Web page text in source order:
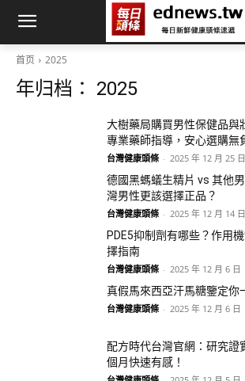
首页 2025
年归档： 2025
大樹藥局購買男性保健品與
專業藥師指導，安心選購無
台灣健康頭條 - 2025 年 12 月 25 日
德國黑螞蟻生精片 vs 其他
灣男性更該選擇正品？
台灣健康頭條 - 2025 年 12 月 14 日
PDE5抑制劑有哪些？作用
擇指南
台灣健康頭條 - 2025 年 12 月 6 日
真假馬來西亞汗馬糖鑒定你
台灣健康頭條 - 2025 年 12 月 6 日
配方時代台灣官網：研究證
個月快速有感！